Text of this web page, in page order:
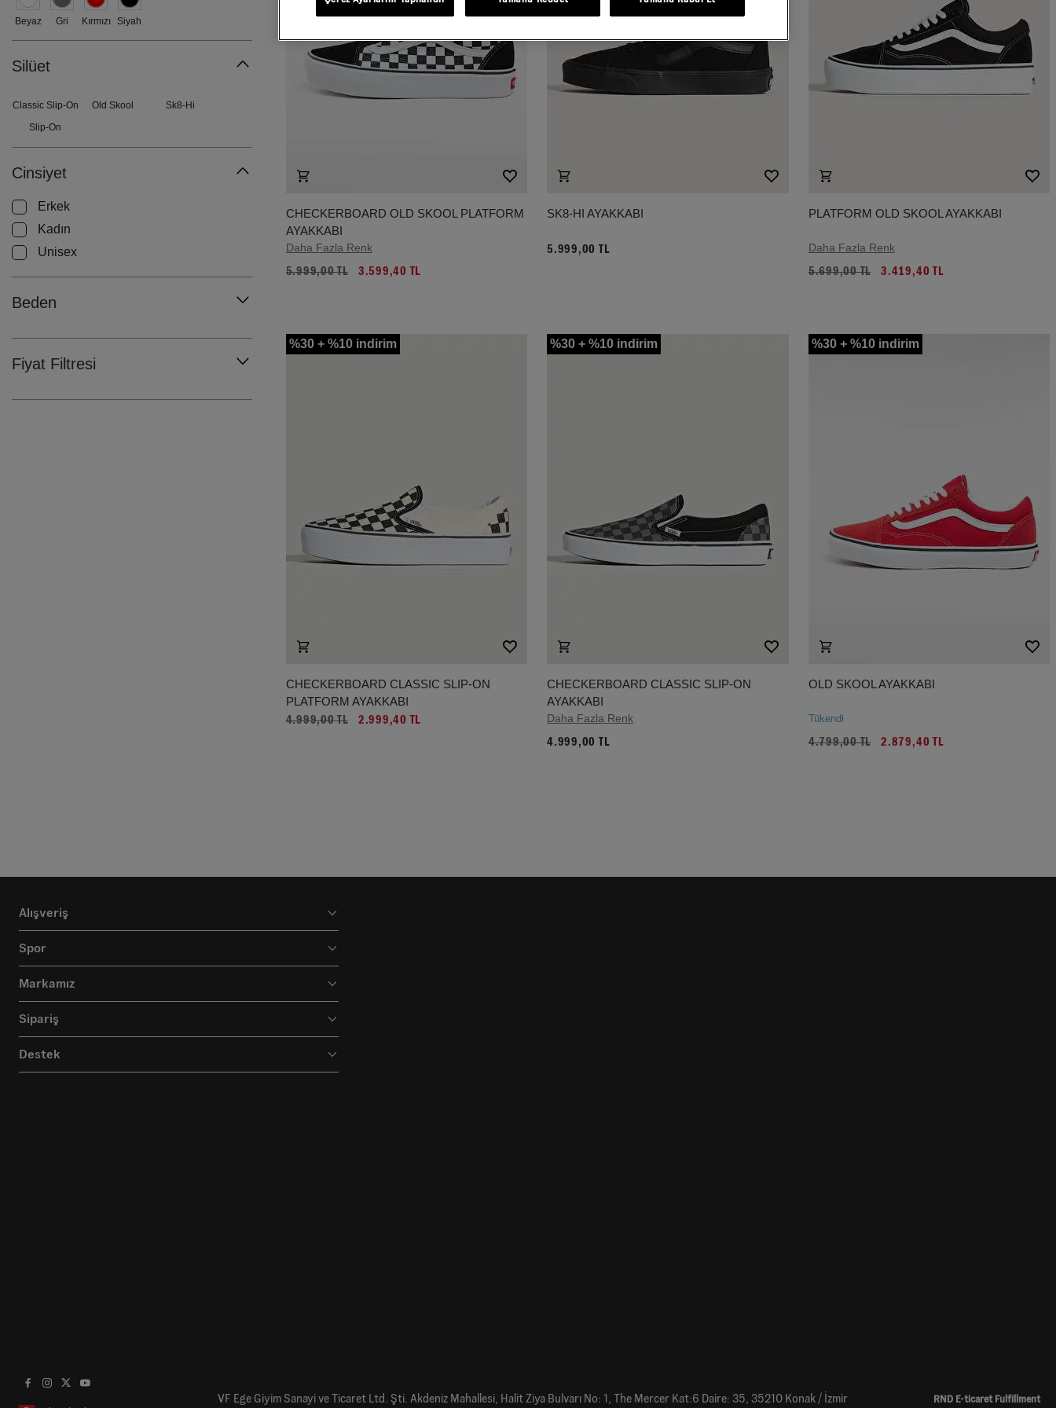
Beyaz Gri Kırmızı Siyah
Silüet
Classic Slip-On Old Skool
Sk8-Hi
Slip-On
Cinsiyet
Erkek
Kadın
Unisex
Beden
Fiyat Filtresi
CHECKERBOARD OLD SKOOL PLATFORM
AYAKKABI
Daha Fazla Renk
5.999,00 TL 3.599,40 TL
SK8-HI AYAKKABI
5.999,00 TL
PLATFORM OLD SKOOL AYAKKABI
Daha Fazla Renk
5.699,00 TL 3.419,40 TL
%30 + %10 indirim
CHECKERBOARD CLASSIC SLIP-ON
PLATFORM AYAKKABI
4.999,00 TL 2.999,40 TL
%30 + %10 indirim
CHECKERBOARD CLASSIC SLIP-ON
AYAKKABI
Daha Fazla Renk
4.999,00 TL
%30 + %10 indirim
OLD SKOOL AYAKKABI
Tükendi
4.799,00 TL 2.879,40 TL
Alışveriş
Spor
Markamız
Sipariş
Destek
VF Ege Giyim Sanayi ve Ticaret Ltd. Şti. Akdeniz Mahallesi, Halit Ziya Bulvarı No: 1, The Mercer Kat:6 Daire: 35, 35210 Konak / İzmir RND E-ticaret Fulfillment